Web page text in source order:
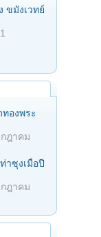
ขมังเวทย์
องพระ
ฎาคม
าซุงเมื่อปี
ฎาคม